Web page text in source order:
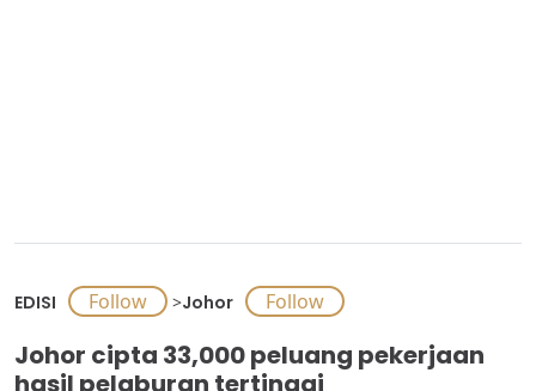
EDISI >Johor
Johor cipta 33,000 peluang pekerjaan
hasil pelaburan tertinggi